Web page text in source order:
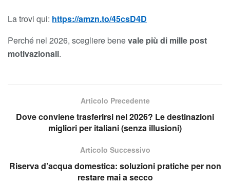
La trovi qui: https://amzn.to/45csD4D
Perché nel 2026, scegliere benevale più di mille post
motivazionali.
Articolo Precedente
Dove conviene trasferirsi nel 2026? Le destinazioni
migliori per italiani (senza illusioni)
Articolo Successivo
Riserva d’acqua domestica: soluzioni pratiche per non
restare mai a secco